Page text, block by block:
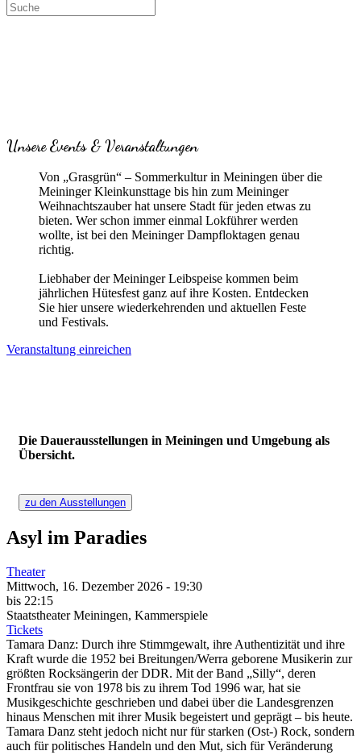
Unsere Events & Veranstaltungen
Von „Grasgrün“ – Sommerkultur in Meiningen über die
Meininger Kleinkunsttage bis hin zum Meininger
Weihnachtszauber hat unsere Stadt für jeden etwas zu
bieten. Wer schon immer einmal Lokführer werden
wollte, ist bei den Meininger Dampfloktagen genau
richtig.
Liebhaber der Meininger Leibspeise kommen beim
jährlichen Hütesfest ganz auf ihre Kosten. Entdecken
Sie hier unsere wiederkehrenden und aktuellen Feste
und Festivals.
Veranstaltung einreichen
Die Dauer­ausstellungen in Meiningen und Umgebung als
Übersicht.
zu den Ausstellungen
Asyl im Paradies
Theater
Mittwoch, 16. Dezember 2026 - 19:30
bis 22:15
Staatstheater Meiningen, Kammerspiele
Tickets
Tamara Danz: Durch ihre Stimmgewalt, ihre Authentizität und ihre
Kraft wurde die 1952 bei Breitungen/Werra geborene Musikerin zur
größten Rocksängerin der DDR. Mit der Band „Silly“, deren
Frontfrau sie von 1978 bis zu ihrem Tod 1996 war, hat sie
Musikgeschichte geschrieben und dabei über die Landesgrenzen
hinaus Menschen mit ihrer Musik begeistert und geprägt – bis heute.
Tamara Danz steht jedoch nicht nur für starken (Ost-) Rock, sondern
auch für politisches Handeln und den Mut, sich für Veränderung